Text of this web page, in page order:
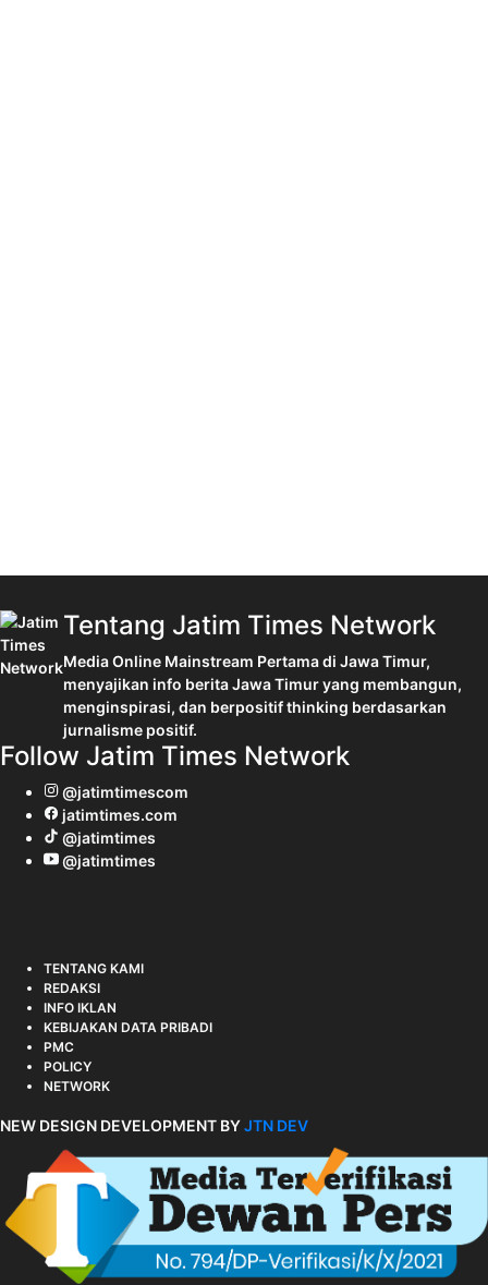
Tentang Jatim Times Network
Media Online Mainstream Pertama di Jawa Timur,
menyajikan info berita Jawa Timur yang membangun,
menginspirasi, dan berpositif thinking berdasarkan
jurnalisme positif.
Follow Jatim Times Network
@jatimtimescom
jatimtimes.com
@jatimtimes
@jatimtimes
TENTANG KAMI
REDAKSI
INFO IKLAN
KEBIJAKAN DATA PRIBADI
PMC
POLICY
NETWORK
NEW DESIGN DEVELOPMENT BYJTN DEV